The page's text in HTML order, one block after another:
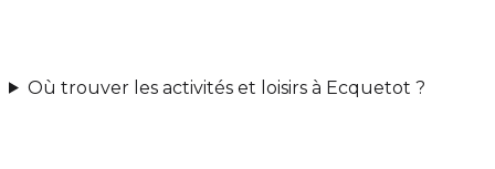
Où trouver les activités et loisirs à Ecquetot ?